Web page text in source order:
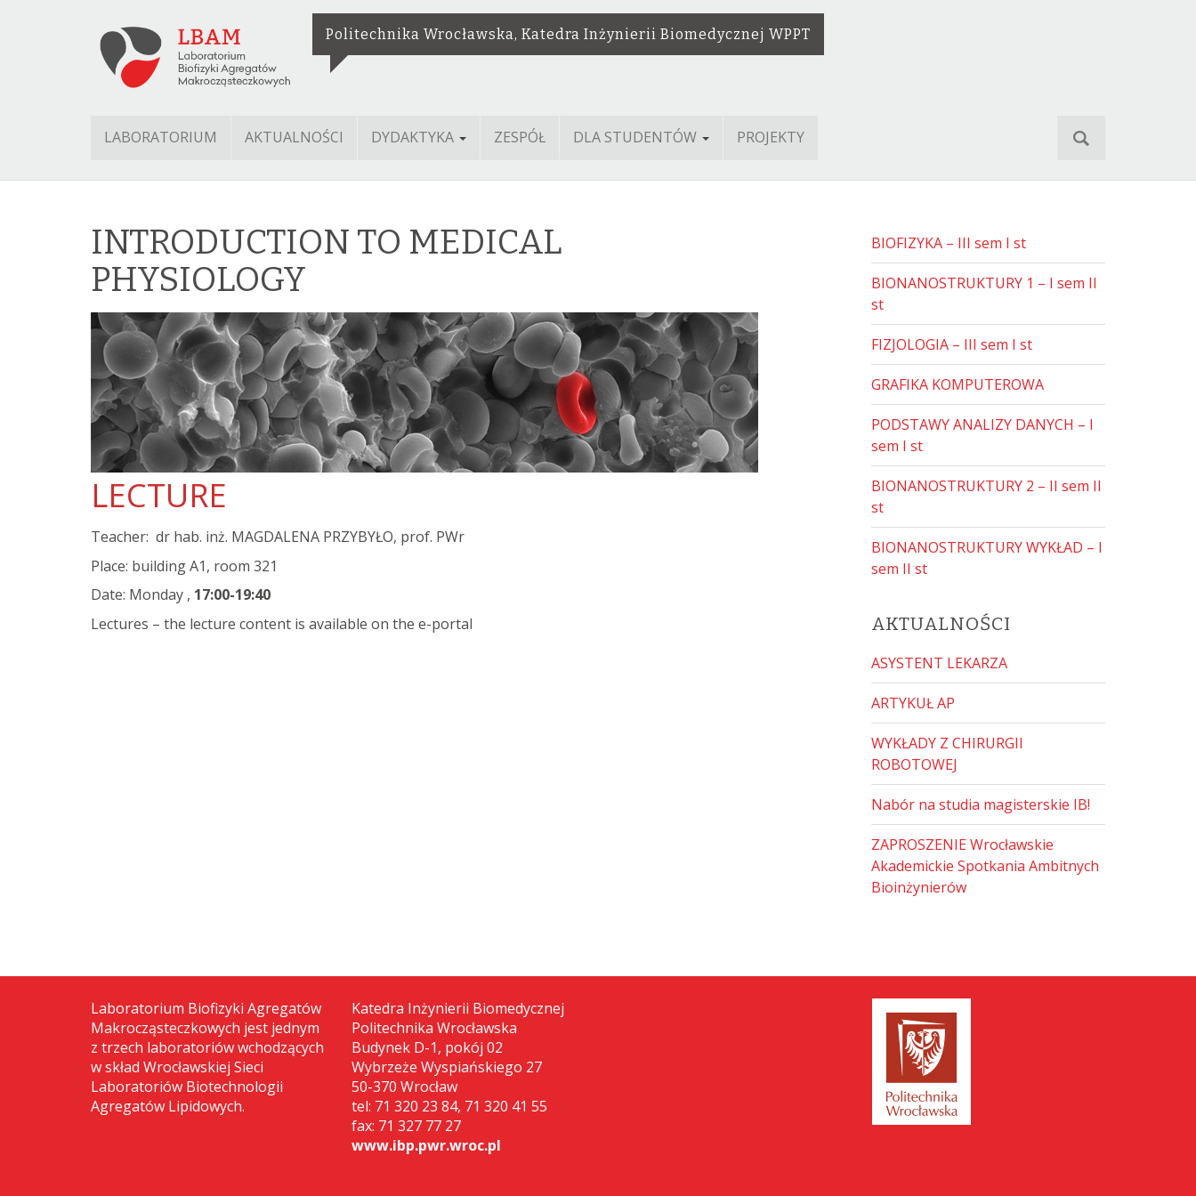
Politechnika Wrocławska, Katedra Inżynierii Biomedycznej WPPT
LABORATORIUM AKTUALNOŚCI DYDAKTYKA ZESPÓŁ DLA STUDENTÓW PROJEKTY
r
o
r
INTRODUCTION TO MEDICAL
PHYSIOLOGY
LECTURE
Teacher: dr hab. inż. MAGDALENA PRZYBYŁO, prof. PWr
Place: building A1, room 321
Date: Monday , 17:00-19:40
Lectures – the lecture content is available on the e-portal
BIOFIZYKA – III sem I st
BIONANOSTRUKTURY 1 – I sem II
st
FIZJOLOGIA – III sem I st
GRAFIKA KOMPUTEROWA
PODSTAWY ANALIZY DANYCH – I
sem I st
BIONANOSTRUKTURY 2 – II sem II
st
BIONANOSTRUKTURY WYKŁAD – I
sem II st
AKTUALNOŚCI
ASYSTENT LEKARZA
ARTYKUŁ AP
WYKŁADY Z CHIRURGII
ROBOTOWEJ
Nabór na studia magisterskie IB!
ZAPROSZENIE Wrocławskie
Akademickie Spotkania Ambitnych
Bioinżynierów
Laboratorium Biofizyki Agregatów
Makrocząsteczkowych jest jednym
z trzech laboratoriów wchodzących
w skład Wrocławskiej Sieci
Laboratoriów Biotechnologii
Agregatów Lipidowych.
Katedra Inżynierii Biomedycznej
Politechnika Wrocławska
Budynek D-1, pokój 02
Wybrzeże Wyspiańskiego 27
50-370 Wrocław
tel: 71 320 23 84, 71 320 41 55
fax: 71 327 77 27
www.ibp.pwr.wroc.pl